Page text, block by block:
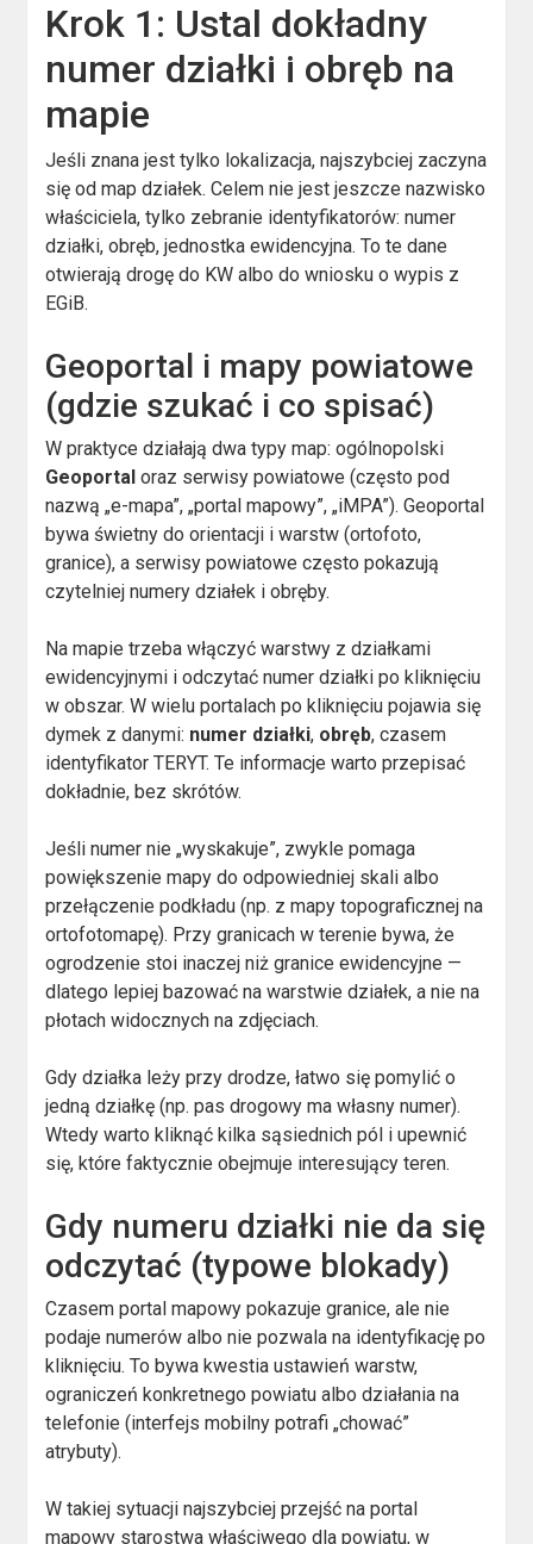
Krok 1: Ustal dokładny
numer działki i obręb na
mapie
Jeśli znana jest tylko lokalizacja, najszybciej zaczyna
się od map działek. Celem nie jest jeszcze nazwisko
właściciela, tylko zebranie identyfikatorów: numer
działki, obręb, jednostka ewidencyjna. To te dane
otwierają drogę do KW albo do wniosku o wypis z
EGiB.
Geoportal i mapy powiatowe
(gdzie szukać i co spisać)
W praktyce działają dwa typy map: ogólnopolski
Geoportal oraz serwisy powiatowe (często pod
nazwą „e-mapa”, „portal mapowy”, „iMPA”). Geoportal
bywa świetny do orientacji i warstw (ortofoto,
granice), a serwisy powiatowe często pokazują
czytelniej numery działek i obręby.
Na mapie trzeba włączyć warstwy z działkami
ewidencyjnymi i odczytać numer działki po kliknięciu
w obszar. W wielu portalach po kliknięciu pojawia się
dymek z danymi: numer działki, obręb, czasem
identyfikator TERYT. Te informacje warto przepisać
dokładnie, bez skrótów.
Jeśli numer nie „wyskakuje”, zwykle pomaga
powiększenie mapy do odpowiedniej skali albo
przełączenie podkładu (np. z mapy topograficznej na
ortofotomapę). Przy granicach w terenie bywa, że
ogrodzenie stoi inaczej niż granice ewidencyjne —
dlatego lepiej bazować na warstwie działek, a nie na
płotach widocznych na zdjęciach.
Gdy działka leży przy drodze, łatwo się pomylić o
jedną działkę (np. pas drogowy ma własny numer).
Wtedy warto kliknąć kilka sąsiednich pól i upewnić
się, które faktycznie obejmuje interesujący teren.
Gdy numeru działki nie da się
odczytać (typowe blokady)
Czasem portal mapowy pokazuje granice, ale nie
podaje numerów albo nie pozwala na identyfikację po
kliknięciu. To bywa kwestia ustawień warstw,
ograniczeń konkretnego powiatu albo działania na
telefonie (interfejs mobilny potrafi „chować”
atrybuty).
W takiej sytuacji najszybciej przejść na portal
mapowy starostwa właściwego dla powiatu, w